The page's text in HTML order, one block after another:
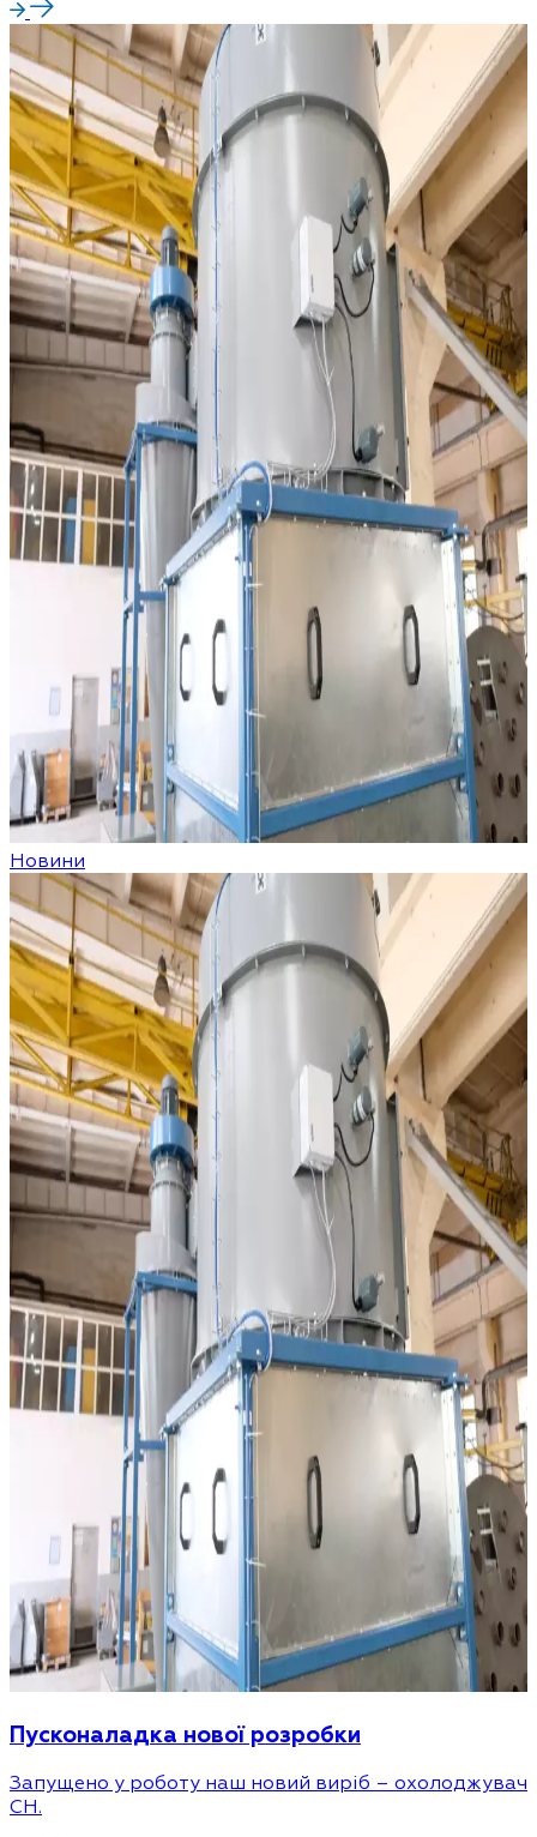
Новини
Пусконаладка нової розробки
Запущено у роботу наш новий виріб – охолоджувач
CH.